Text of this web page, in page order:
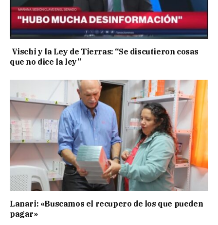
Vischi y la Ley de Tierras: “Se discutieron cosas
que no dice la ley”
Lanari: «Buscamos el recupero de los que pueden
pagar»